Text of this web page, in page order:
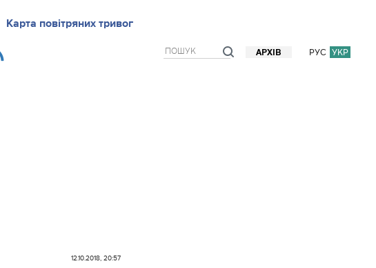
Карта повітряних тривог
РУС УКР
АРХІВ
Новини Iнтерв`ю Блоги
12.10.2018, 20:57